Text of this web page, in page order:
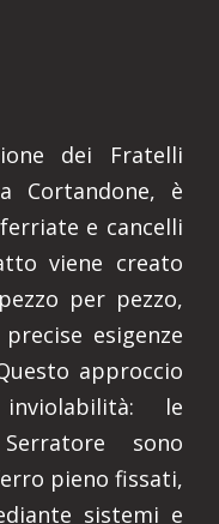
dei Fratelli
Cortandone, è
e cancelli
viene creato
per pezzo,
esigenze
approccio
le
sono
pieno fissati,
sistemi e